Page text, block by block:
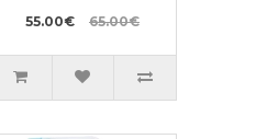
55.00€ 65.00€